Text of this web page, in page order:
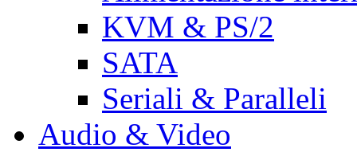
KVM & PS/2
SATA
Seriali & Paralleli
Audio & Video